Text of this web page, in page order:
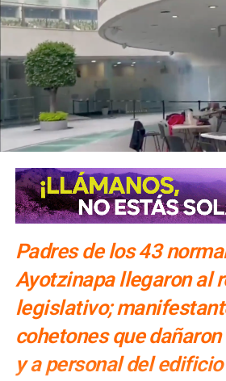
Padres de los 43
Ayotzinapa llegaron al
legislativo;
cohetones que
y a personal del edificio